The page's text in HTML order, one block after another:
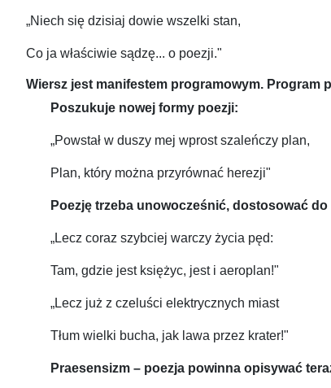
„Niech się dzisiaj dowie wszelki stan,
Co ja właściwie sądzę... o poezji."
Wiersz jest manifestem programowym. Program
Poszukuje nowej formy poezji:
„Powstał w duszy mej wprost szaleńczy plan,
Plan, który można przyrównać herezji"
Poezję trzeba unowocześnić, dostosować
„Lecz coraz szybciej warczy życia pęd:
Tam, gdzie jest księżyc, jest i aeroplan!"
„Lecz już z czeluści elektrycznych miast
Tłum wielki bucha, jak lawa przez krater!"
Praesensizm – poezja powinna opisywać